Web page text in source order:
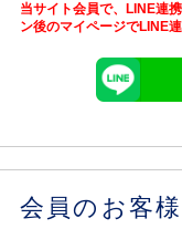
当サイト会員で、LINE連
ン後のマイページでLINE
会員のお客様